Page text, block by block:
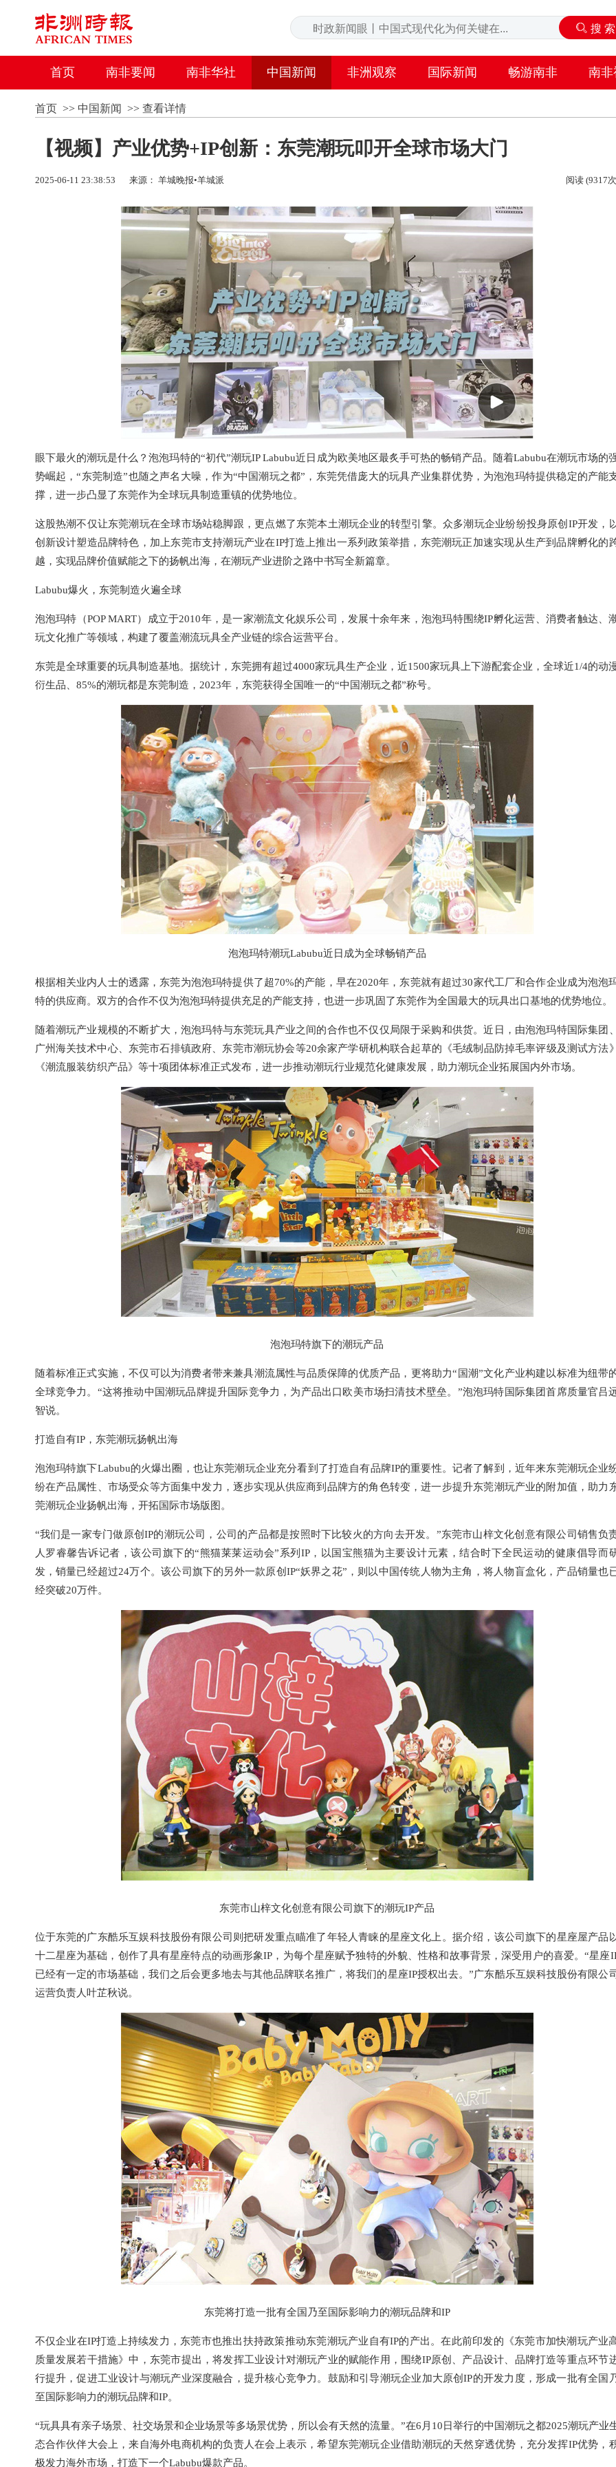
首页 南非要闻 南非华社 中国新闻 非洲观察 国际新闻 畅游南非 南非
首页>> 中国新闻 >> 查看详情
【视频】产业优势+IP创新：东莞潮玩叩开全球市场大门
2025-06-11 23:38:53 来源： 羊城晚报•羊城派 阅读 (9317
眼下最火的潮玩是什么？泡泡玛特的“初代”潮玩IP Labubu近日成为欧美地区最炙手可热的畅销产品。随着Labubu在潮玩市场的
势崛起，“东莞制造”也随之声名大噪，作为“中国潮玩之都”，东莞凭借庞大的玩具产业集群优势，为泡泡玛特提供稳定的产能
撑，进一步凸显了东莞作为全球玩具制造重镇的优势地位。
这股热潮不仅让东莞潮玩在全球市场站稳脚跟，更点燃了东莞本土潮玩企业的转型引擎。众多潮玩企业纷纷投身原创IP开发，
创新设计塑造品牌特色，加上东莞市支持潮玩产业在IP打造上推出一系列政策举措，东莞潮玩正加速实现从生产到品牌孵化的
越，实现品牌价值赋能之下的扬帆出海，在潮玩产业进阶之路中书写全新篇章。
Labubu爆火，东莞制造火遍全球
泡泡玛特（POP MART）成立于2010年，是一家潮流文化娱乐公司，发展十余年来，泡泡玛特围绕IP孵化运营、消费者触达、
玩文化推广等领域，构建了覆盖潮流玩具全产业链的综合运营平台。
东莞是全球重要的玩具制造基地。据统计，东莞拥有超过4000家玩具生产企业，近1500家玩具上下游配套企业，全球近1/4的动
衍生品、85%的潮玩都是东莞制造，2023年，东莞获得全国唯一的“中国潮玩之都”称号。
泡泡玛特潮玩Labubu近日成为全球畅销产品
根据相关业内人士的透露，东莞为泡泡玛特提供了超70%的产能，早在2020年，东莞就有超过30家代工厂和合作企业成为泡泡
特的供应商。双方的合作不仅为泡泡玛特提供充足的产能支持，也进一步巩固了东莞作为全国最大的玩具出口基地的优势地位。
随着潮玩产业规模的不断扩大，泡泡玛特与东莞玩具产业之间的合作也不仅仅局限于采购和供货。近日，由泡泡玛特国际集团
广州海关技术中心、东莞市石排镇政府、东莞市潮玩协会等20余家产学研机构联合起草的《毛绒制品防掉毛率评级及测试方法
《潮流服装纺织产品》等十项团体标准正式发布，进一步推动潮玩行业规范化健康发展，助力潮玩企业拓展国内外市场。
泡泡玛特旗下的潮玩产品
随着标准正式实施，不仅可以为消费者带来兼具潮流属性与品质保障的优质产品，更将助力“国潮”文化产业构建以标准为纽带
全球竞争力。“这将推动中国潮玩品牌提升国际竞争力，为产品出口欧美市场扫清技术壁垒。”泡泡玛特国际集团首席质量官吕
智说。
打造自有IP，东莞潮玩扬帆出海
泡泡玛特旗下Labubu的火爆出圈，也让东莞潮玩企业充分看到了打造自有品牌IP的重要性。记者了解到，近年来东莞潮玩企业
纷在产品属性、市场受众等方面集中发力，逐步实现从供应商到品牌方的角色转变，进一步提升东莞潮玩产业的附加值，助力
莞潮玩企业扬帆出海，开拓国际市场版图。
“我们是一家专门做原创IP的潮玩公司，公司的产品都是按照时下比较火的方向去开发。”东莞市山梓文化创意有限公司销售负
人罗睿馨告诉记者，该公司旗下的“熊猫莱莱运动会”系列IP，以国宝熊猫为主要设计元素，结合时下全民运动的健康倡导而
发，销量已经超过24万个。该公司旗下的另外一款原创IP“妖界之花”，则以中国传统人物为主角，将人物盲盒化，产品销量也
经突破20万件。
东莞市山梓文化创意有限公司旗下的潮玩IP产品
位于东莞的广东酷乐互娱科技股份有限公司则把研发重点瞄准了年轻人青睐的星座文化上。据介绍，该公司旗下的星座屋产品
十二星座为基础，创作了具有星座特点的动画形象IP，为每个星座赋予独特的外貌、性格和故事背景，深受用户的喜爱。“星座
已经有一定的市场基础，我们之后会更多地去与其他品牌联名推广，将我们的星座IP授权出去。”广东酷乐互娱科技股份有限公
运营负责人叶芷秋说。
东莞将打造一批有全国乃至国际影响力的潮玩品牌和IP
不仅企业在IP打造上持续发力，东莞市也推出扶持政策推动东莞潮玩产业自有IP的产出。在此前印发的《东莞市加快潮玩产业
质量发展若干措施》中，东莞市提出，将发挥工业设计对潮玩产业的赋能作用，围绕IP原创、产品设计、品牌打造等重点环节
行提升，促进工业设计与潮玩产业深度融合，提升核心竞争力。鼓励和引导潮玩企业加大原创IP的开发力度，形成一批有全国
至国际影响力的潮玩品牌和IP。
“玩具具有亲子场景、社交场景和企业场景等多场景优势，所以会有天然的流量。”在6月10日举行的中国潮玩之都2025潮玩产业
态合作伙伴大会上，来自海外电商机构的负责人在会上表示，希望东莞潮玩企业借助潮玩的天然穿透优势，充分发挥IP优势，
极发力海外市场，打造下一个Labubu爆款产品。